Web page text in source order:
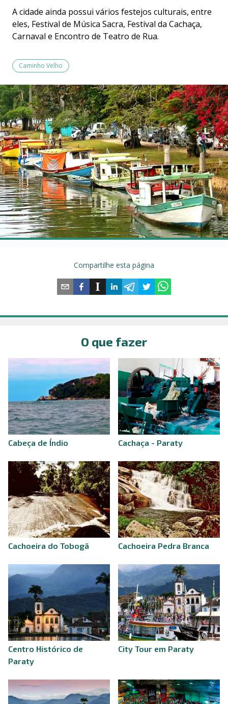
A cidade ainda possui vários festejos culturais, entre
eles, Festival de Música Sacra, Festival da Cachaça,
Carnaval e Encontro de Teatro de Rua.
Caminho Velho
Compartilhe esta página
O que fazer
Cabeça de Índio Cachaça - Paraty
Cachoeira do Tobogã Cachoeira Pedra Branca
Centro Histórico de
Paraty
City Tour em Paraty